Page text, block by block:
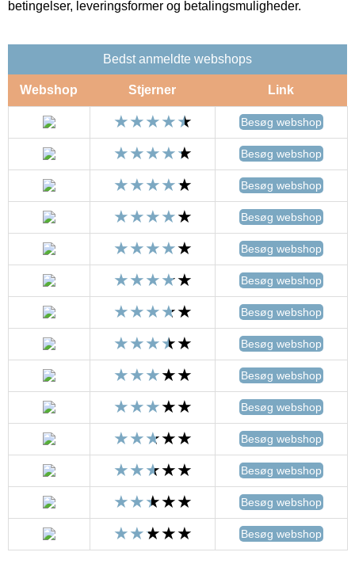
betingelser, leveringsformer og betalingsmuligheder.
Bedst anmeldte webshops
Webshop Stjerner Link
Besøg webshop
Besøg webshop
Besøg webshop
Besøg webshop
Besøg webshop
Besøg webshop
Besøg webshop
Besøg webshop
Besøg webshop
Besøg webshop
Besøg webshop
Besøg webshop
Besøg webshop
Besøg webshop